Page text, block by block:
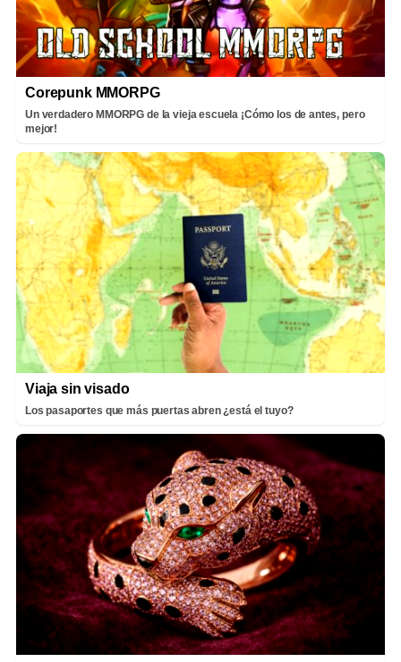
Corepunk MMORPG
Un verdadero MMORPG de la vieja escuela ¡Cómo los de antes, pero
mejor!
Viaja sin visado
Los pasaportes que más puertas abren ¿está el tuyo?